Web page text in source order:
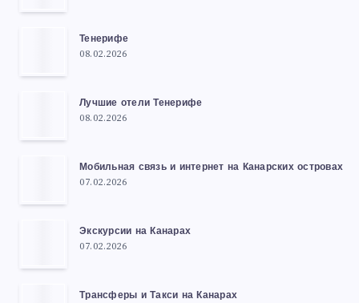
Тенерифе
08.02.2026
Лучшие отели Тенерифе
08.02.2026
Мобильная связь и интернет на Канарских островах
07.02.2026
Экскурсии на Канарах
07.02.2026
Трансферы и Такси на Канарах